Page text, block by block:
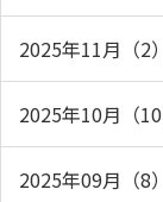
2025年11月（2）
2025年10月（10
2025年09月（8）